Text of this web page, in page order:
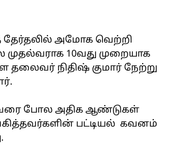
தேர்தலில் அமோக வெற்றி
முதல்வராக 10வது முறையாக
தலைவர் நிதிஷ் குமார் நேற்று
போல அதிக ஆண்டுகள்
பட்டியல் கவனம்